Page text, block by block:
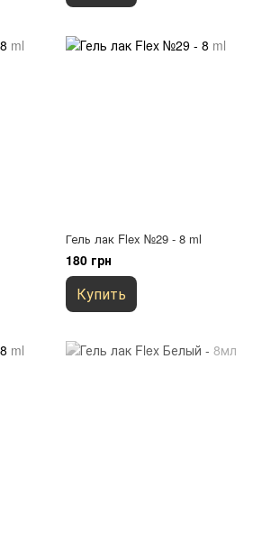
Гель лак Flex №29 - 8 ml
180 грн
Купить